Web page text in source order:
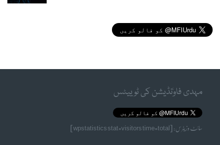
مہدی فاوٗنڈیشن کی ٹوییٹس
سائٹ وزیٹرس: [wpstatistics stat=visitors time=total]